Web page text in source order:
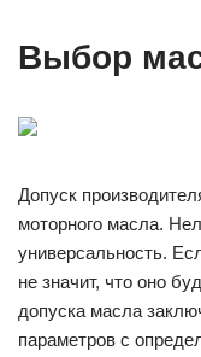
Выбор
Допуск
моторного масла.
универсальность.
не значит, что оно
допуска масла
параметров с